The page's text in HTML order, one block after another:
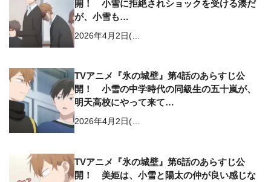
開！ 小雪に拒絶されショックを受ける湊だ
が、小雪も…
2026年4月2日(…
TVアニメ『氷の城壁』第4話のあらすじ公
開！ 小雪の中学時代の同級生の五十嵐が、
明天高校にやって来て…
2026年4月2日(…
TVアニメ『氷の城壁』第6話のあらすじ公
開！ 美姫は、小雪と陽太の仲が良い感じな